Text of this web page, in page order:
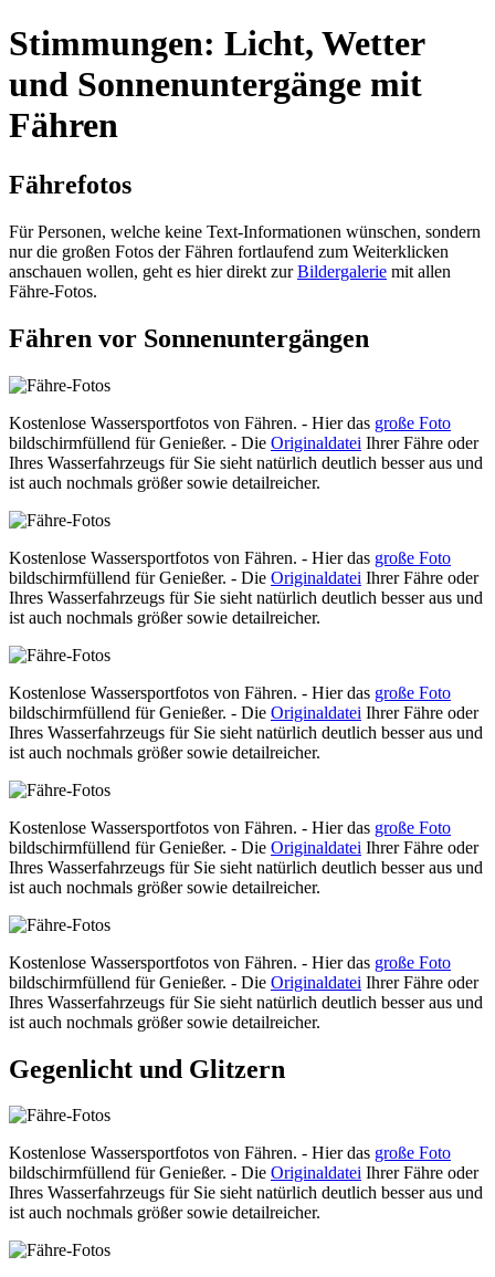
Stimmungen: Licht, Wetter
und Sonnenuntergänge mit
Fähren
Fährefotos
Für Personen, welche keine Text-Informationen wünschen, sondern
nur die großen Fotos der Fähren fortlaufend zum Weiterklicken
anschauen wollen, geht es hier direkt zurBildergalerie mit allen
Fähre-Fotos.
Fähren vor Sonnenuntergängen
Kostenlose Wassersportfotos von Fähren. - Hier das große Foto
bildschirmfüllend für Genießer. - Die Originaldatei Ihrer Fähre oder
Ihres Wasserfahrzeugs für Sie sieht natürlich deutlich besser aus und
ist auch nochmals größer sowie detailreicher.
Kostenlose Wassersportfotos von Fähren. - Hier das große Foto
bildschirmfüllend für Genießer. - Die Originaldatei Ihrer Fähre oder
Ihres Wasserfahrzeugs für Sie sieht natürlich deutlich besser aus und
ist auch nochmals größer sowie detailreicher.
Kostenlose Wassersportfotos von Fähren. - Hier das große Foto
bildschirmfüllend für Genießer. - Die Originaldatei Ihrer Fähre oder
Ihres Wasserfahrzeugs für Sie sieht natürlich deutlich besser aus und
ist auch nochmals größer sowie detailreicher.
Kostenlose Wassersportfotos von Fähren. - Hier das große Foto
bildschirmfüllend für Genießer. - Die Originaldatei Ihrer Fähre oder
Ihres Wasserfahrzeugs für Sie sieht natürlich deutlich besser aus und
ist auch nochmals größer sowie detailreicher.
Kostenlose Wassersportfotos von Fähren. - Hier das große Foto
bildschirmfüllend für Genießer. - Die Originaldatei Ihrer Fähre oder
Ihres Wasserfahrzeugs für Sie sieht natürlich deutlich besser aus und
ist auch nochmals größer sowie detailreicher.
Gegenlicht und Glitzern
Kostenlose Wassersportfotos von Fähren. - Hier das große Foto
bildschirmfüllend für Genießer. - Die Originaldatei Ihrer Fähre oder
Ihres Wasserfahrzeugs für Sie sieht natürlich deutlich besser aus und
ist auch nochmals größer sowie detailreicher.